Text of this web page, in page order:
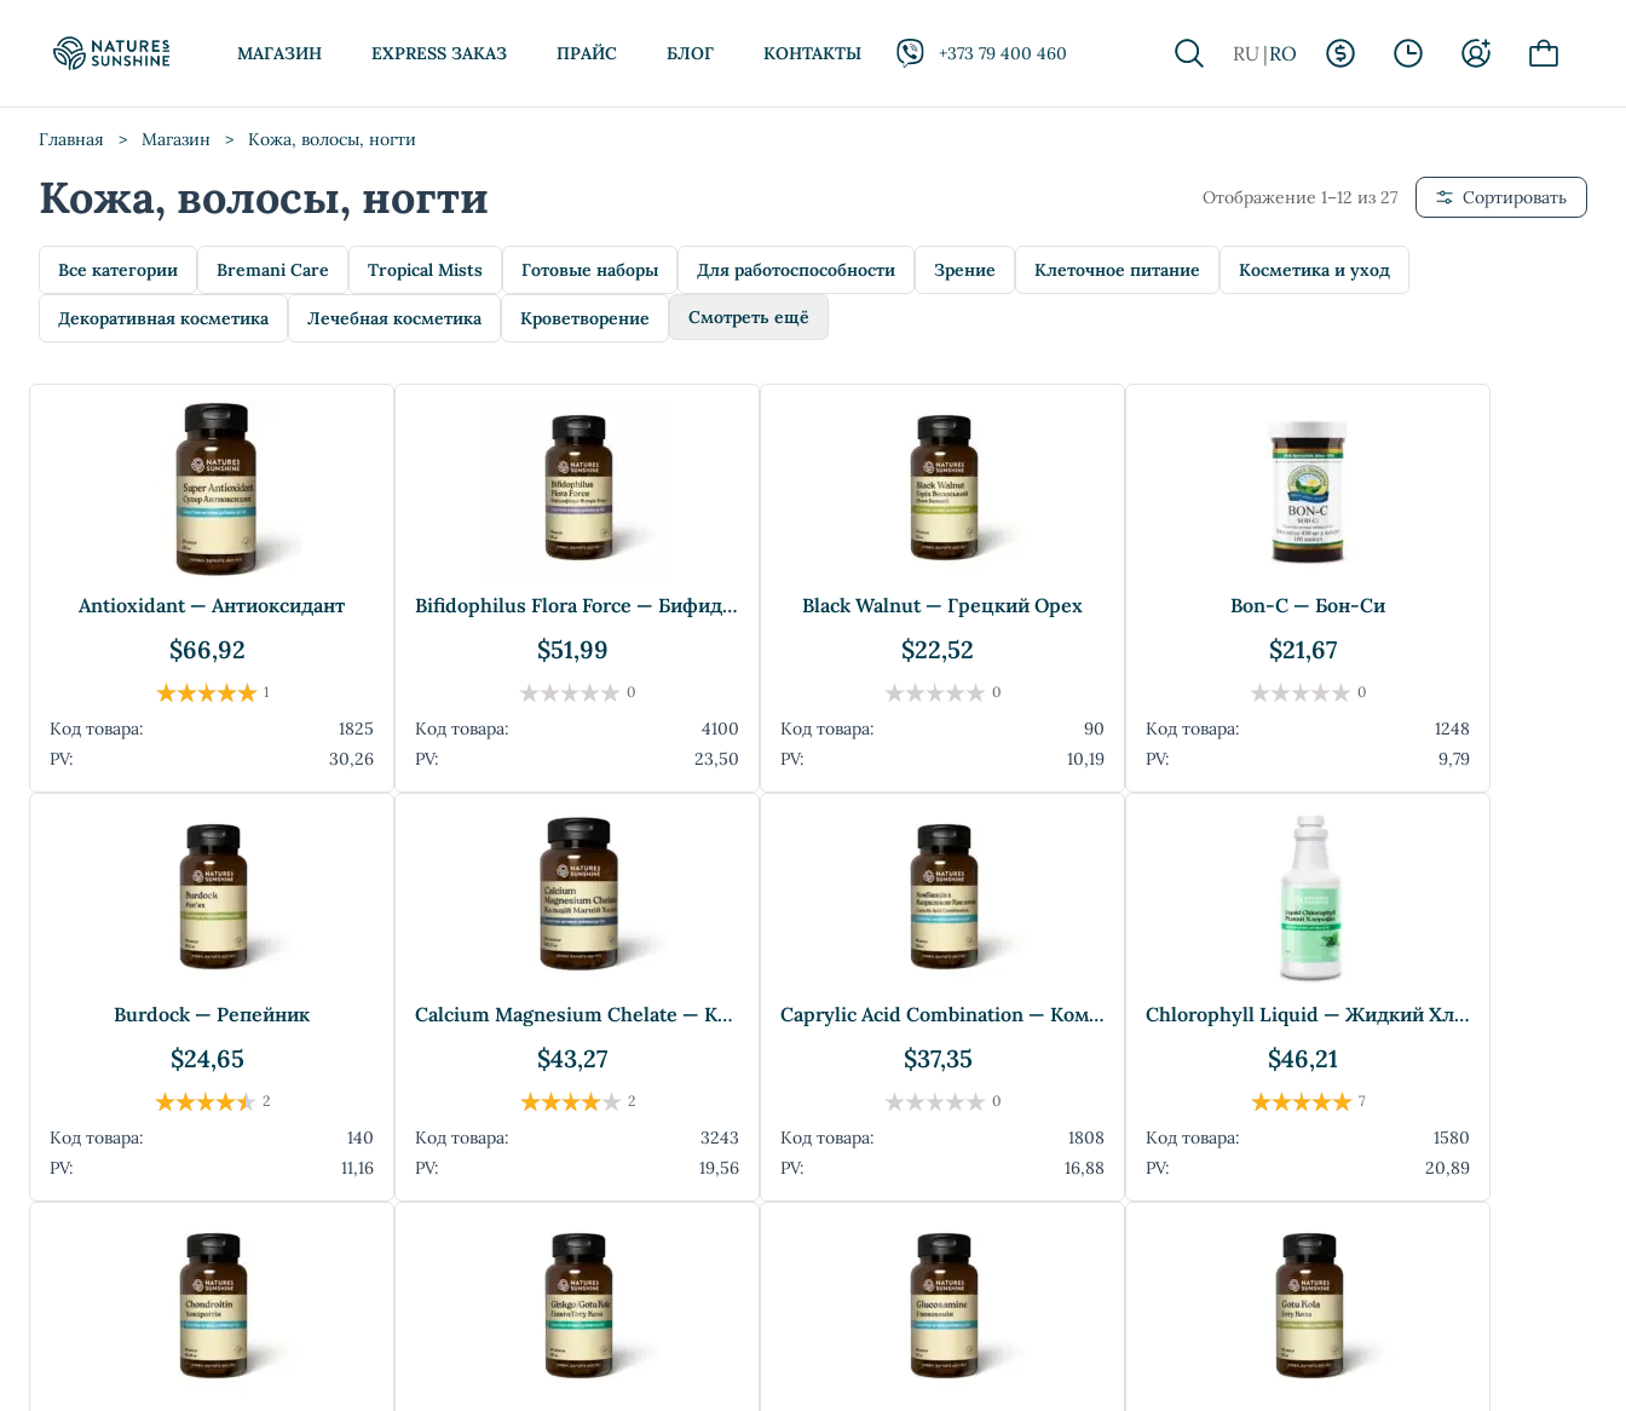
МАГАЗИН EXPRESS ЗАКАЗ ПРАЙС БЛОГ КОНТАКТЫ +373 79 400 460 RU RO
Главная > Магазин > Кожа, волосы, ногти
Кожа, волосы, ногти Отображение 1–12 из 27 Сортировать
Все категории Bremani Care Tropical Mists Готовые наборы Для работоспособности Зрение Клеточное питание Косметика и уход
Декоративная косметика Лечебная косметика Кроветворение Смотреть ещё
Antioxidant — Антиоксидант
$66,92
1
Код товара:
1825
PV:
30,26
Bifidophilus Flora Force — Бифидофилус Ф
$51,99
0
Код товара:
4100
PV:
23,50
Black Walnut — Грецкий Орех
$22,52
0
Код товара:
90
PV:
10,19
Bon-C — Бон-Си
$21,67
0
Код товара:
1248
PV:
9,79
Burdock — Репейник
$24,65
2
Код товара:
140
PV:
11,16
Calcium Magnesium Chelate — Кальций Магн
$43,27
2
Код товара:
3243
PV:
19,56
Caprylic Acid Combination — Комплекс с К
$37,35
0
Код товара:
1808
PV:
16,88
Chlorophyll Liquid — Жидкий Хлорофилл
$46,21
7
Код товара:
1580
PV:
20,89